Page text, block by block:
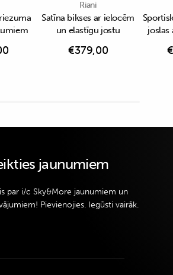
Riani
Satīna bikses ar ielocēm
un elastīgu jostu
€379,00
joslas
€
jaunumiem
par i/c Sky&More jaunumiem un
Pievienojies. Iegūsti vairāk.